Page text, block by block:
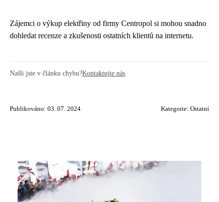
Zájemci o výkup elektřiny od firmy Centropol si mohou snadno
dohledat recenze a zkušenosti ostatních klientů na internetu.
Našli jste v článku chybu?Kontaktujte nás
Publikováno: 03. 07. 2024 Kategorie: Ostatní